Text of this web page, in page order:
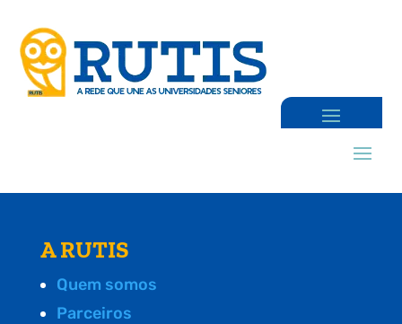
A RUTIS
Quem somos
Parceiros